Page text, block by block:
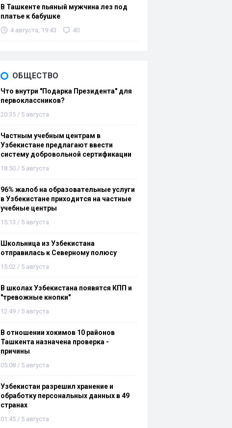
В Ташкенте пьяный мужчина лез под
платье к бабушке
4 августа, 19:43 40
ОБЩЕСТВО
Что внутри "Подарка Президента" для
первоклассников?
20:35 / 5 августа
Частным учебным центрам в
Узбекистане предлагают ввести
систему добровольной сертификации
18:50 / 5 августа
96% жалоб на образовательные услуги
в Узбекистане приходится на частные
учебные центры
15:13 / 5 августа
Школьница из Узбекистана
отправилась к Северному полюсу
15:02 / 5 августа
В школах Узбекистана появятся КПП и
"тревожные кнопки"
12:49 / 5 августа
В отношении хокимов 10 районов
Ташкента назначена проверка -
причины
05:08 / 5 августа
Узбекистан разрешил хранение и
обработку персональных данных в 49
странах
01:45 / 5 августа